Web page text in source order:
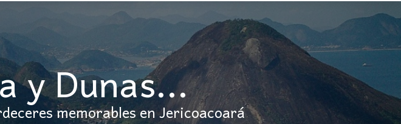
y Dunas...
memorables en Jericoacoará